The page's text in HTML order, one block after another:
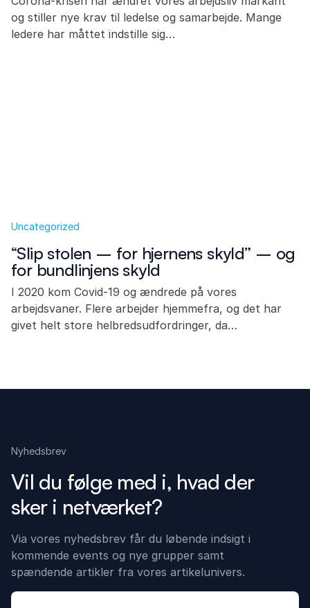
og stiller nye krav til ledelse og samarbejde. Mange
ledere har måttet indstille sig…
Uncategorized
“Slip stolen – for hjernens skyld” – og
for bundlinjens skyld
I 2020 kom Covid-19 og ændrede på vores
arbejdsvaner. Flere arbejder hjemmefra, og det har
givet helt store helbredsudfordringer, da…
Nyhedsbrev
Vil du følge med i, hvad der
sker i netværket?
Via vores nyhedsbrev får du løbende indsigt i
kommende events og nye grupper samt
spændende artikler fra vores artikelunivers.